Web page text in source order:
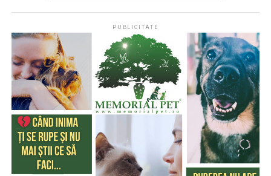
Publicat deCodrin RAITA,
4 august 2026, 05:00
S-a întâmplat într-o zi de 4 august
* Cu 333 de ani în urmă (1693), la această dată, monahul
francez, Dom Pérignon, degusta spuma unei băuturi
produse de el din vinul foarte acid de Champagne (o
regiune din nordul Franţei), băutură care a devenit
extrem de cunoscută şi i-a purtat numele
PUBLICITATE